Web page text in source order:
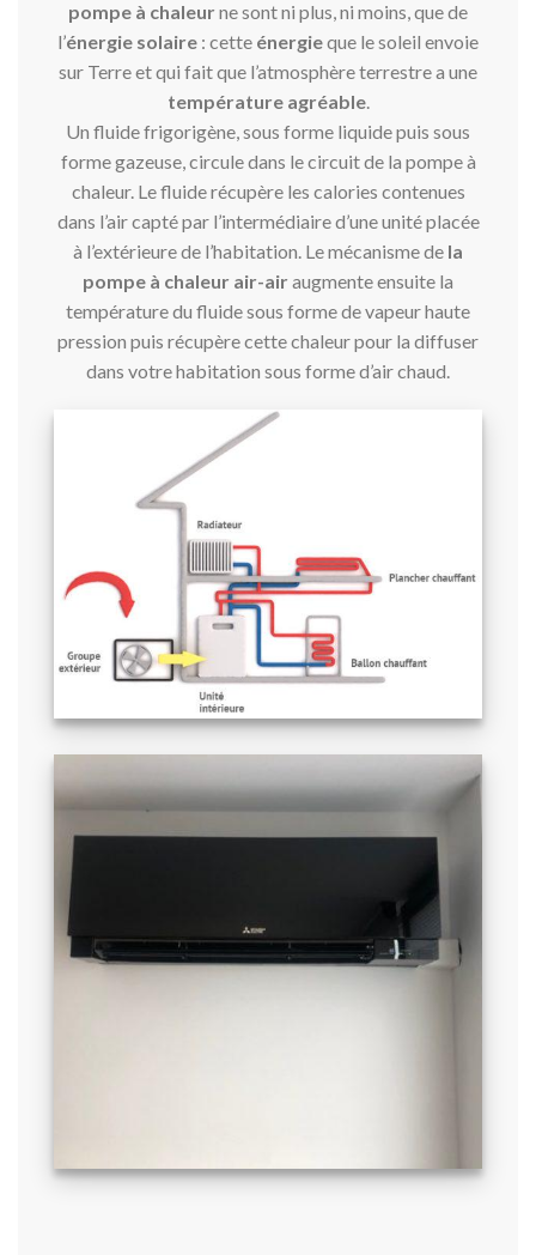
pompe à chaleurne sont ni plus, ni moins, que de
l’énergie solaire : cette énergieque le soleil envoie
sur Terre et qui fait que l’atmosphère terrestre a une
température agréable.
Un fluide frigorigène, sous forme liquide puis sous
forme gazeuse, circule dans le circuit de la pompe à
chaleur. Le fluide récupère les calories contenues
dans l’air capté par l’intermédiaire d’une unité placée
à l’extérieure de l’habitation. Le mécanisme de la
pompe à chaleur air-airaugmente ensuite la
température du fluide sous forme de vapeur haute
pression puis récupère cette chaleur pour la diffuser
dans votre habitation sous forme d’air chaud.